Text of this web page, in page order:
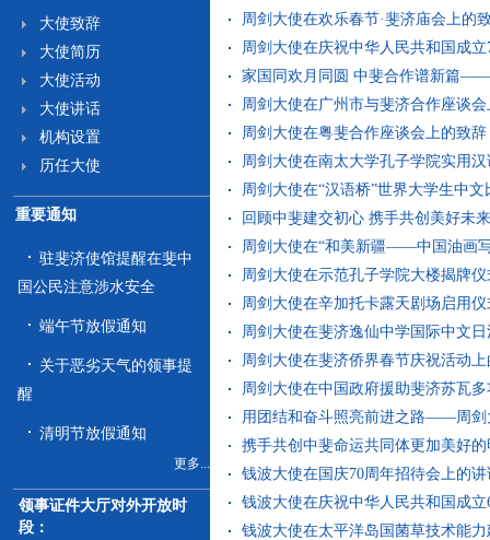
大使致辞
大使简历
大使活动
大使讲话
机构设置
历任大使
重要通知
驻斐济使馆提醒在斐中
国公民注意涉水安全
端午节放假通知
关于恶劣天气的领事提
醒
清明节放假通知
更多...
领事证件大厅对外开放时
段：
周剑大使在欢乐春节·斐济庙会上的
周剑大使在庆祝中华人民共和国成
家国同欢月同圆 中斐合作谱新篇——
周剑大使在广州市与斐济合作座谈会
周剑大使在粤斐合作座谈会上的致辞
周剑大使在南太大学孔子学院实用
周剑大使在“汉语桥”世界大学生中
回顾中斐建交初心 携手共创美好未
周剑大使在“和美新疆——中国油画
周剑大使在示范孔子学院大楼揭牌
周剑大使在辛加托卡露天剧场启用
周剑大使在斐济逸仙中学国际中文
周剑大使在斐济侨界春节庆祝活动上
周剑大使在中国政府援助斐济苏瓦
用团结和奋斗照亮前进之路——周剑
携手共创中斐命运共同体更加美好
钱波大使在国庆70周年招待会上的讲
钱波大使在庆祝中华人民共和国成
钱波大使在太平洋岛国菌草技术能